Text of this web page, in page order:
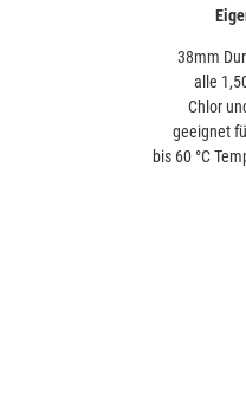
38mm
alle
Chlor
geeignet
bis 60 °C